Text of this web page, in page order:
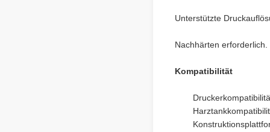
Unterstützte
Nachhärten erforderlich.
Kompatibilität